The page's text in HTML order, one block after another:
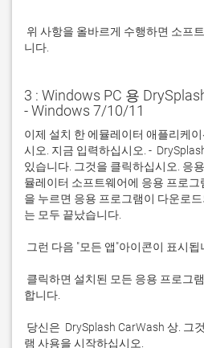
니다.
3 : Windows PC 용
- Windows 7/10/11
이제 설치 한 에뮬레이터 애플리케
시오. 지금 입력하십시오. -
있습니다. 그것을 클릭하십시오. 응
뮬레이터 소프트웨어에 응용 프로
을 누르면 응용 프로그램이 다운로
램 사용을 시작하십시오.